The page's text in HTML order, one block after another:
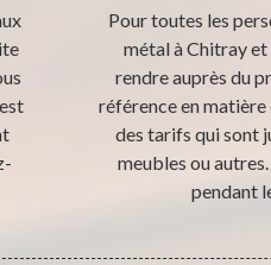
Pour toutes les
métal à Chitray et
rendre auprès du
référence en matière
des tarifs qui sont
meubles ou
pendant